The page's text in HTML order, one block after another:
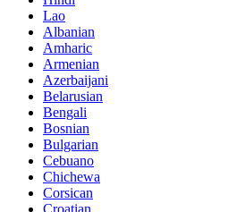
Lao
Albanian
Amharic
Armenian
Azerbaijani
Belarusian
Bengali
Bosnian
Bulgarian
Cebuano
Chichewa
Corsican
Croatian